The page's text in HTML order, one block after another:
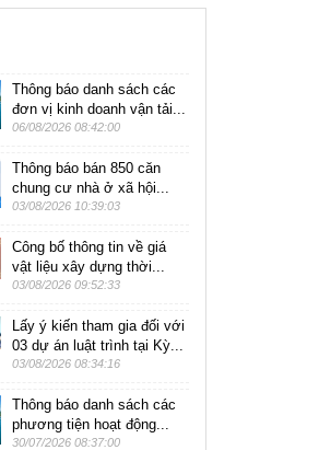
Thông báo danh sách các
đơn vị kinh doanh vận tải...
06/08/2026 08:42:00
Thông báo bán 850 căn
chung cư nhà ở xã hội...
03/08/2026 10:39:03
Công bố thông tin về giá
vật liệu xây dựng thời...
03/08/2026 09:52:33
Lấy ý kiến tham gia đối với
03 dự án luật trình tại Kỳ...
03/08/2026 08:34:16
Thông báo danh sách các
phương tiện hoạt động...
30/07/2026 08:37:00